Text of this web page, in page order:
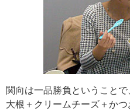
関向は一品勝負ということで
大根＋クリームチーズ＋か